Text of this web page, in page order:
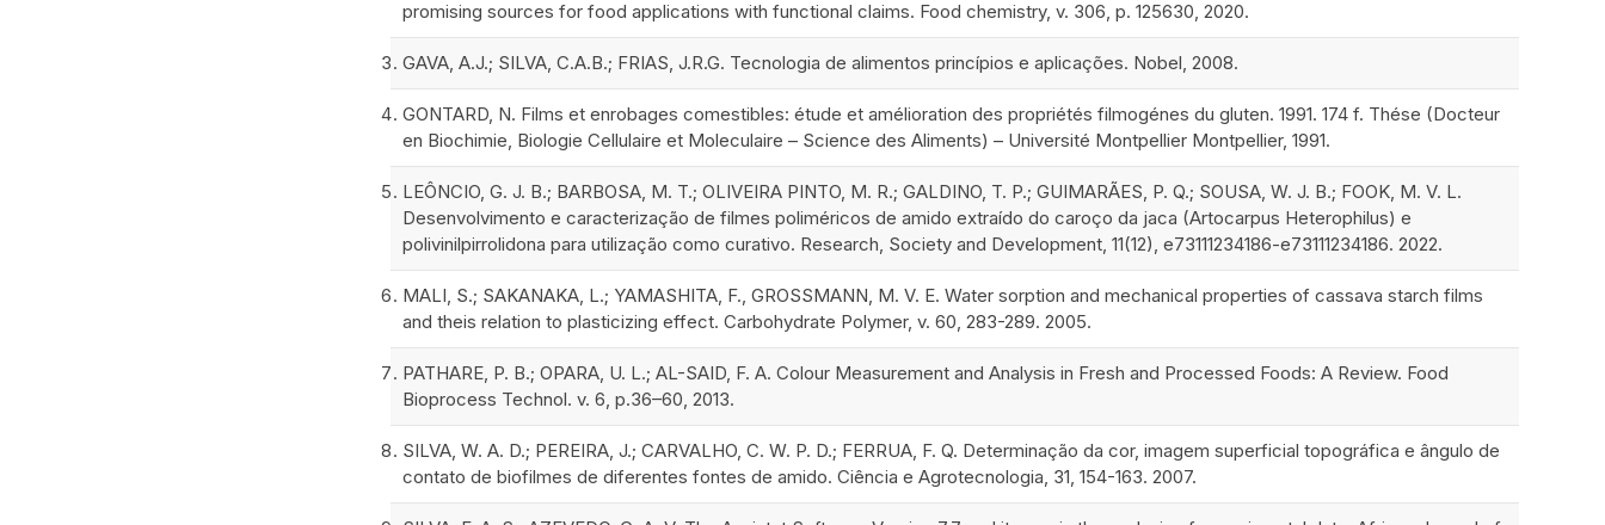
promising sources for food applications with functional claims. Food chemistry, v. 306, p. 125630, 2020.
GAVA, A.J.; SILVA, C.A.B.; FRIAS, J.R.G. Tecnologia de alimentos princípios e aplicações. Nobel, 2008.
GONTARD, N. Films et enrobages comestibles: étude et amélioration des propriétés filmogénes du gluten. 1991. 174 f. Thése (Docteur
en Biochimie, Biologie Cellulaire et Moleculaire – Science des Aliments) – Université Montpellier Montpellier, 1991.
LEÔNCIO, G. J. B.; BARBOSA, M. T.; OLIVEIRA PINTO, M. R.; GALDINO, T. P.; GUIMARÃES, P. Q.; SOUSA, W. J. B.; FOOK, M. V. L.
Desenvolvimento e caracterização de filmes poliméricos de amido extraído do caroço da jaca (Artocarpus Heterophilus) e
polivinilpirrolidona para utilização como curativo. Research, Society and Development, 11(12), e73111234186-e73111234186. 2022.
MALI, S.; SAKANAKA, L.; YAMASHITA, F., GROSSMANN, M. V. E. Water sorption and mechanical properties of cassava starch films
and theis relation to plasticizing effect. Carbohydrate Polymer, v. 60, 283-289. 2005.
PATHARE, P. B.; OPARA, U. L.; AL-SAID, F. A. Colour Measurement and Analysis in Fresh and Processed Foods: A Review. Food
Bioprocess Technol. v. 6, p.36–60, 2013.
SILVA, W. A. D.; PEREIRA, J.; CARVALHO, C. W. P. D.; FERRUA, F. Q. Determinação da cor, imagem superficial topográfica e ângulo de
contato de biofilmes de diferentes fontes de amido. Ciência e Agrotecnologia, 31, 154-163. 2007.